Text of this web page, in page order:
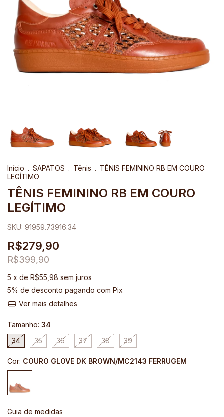
Início . SAPATOS . Tênis . TÊNIS FEMININO RB EM COURO
LEGÍTIMO
TÊNIS FEMININO RB EM COURO
LEGÍTIMO
SKU: 91959.73916.34
R$279,90
R$399,90
5 x de R$55,98 sem juros
5% de desconto pagando com Pix
Ver mais detalhes
Tamanho: 34
34
35 36 37 38 39
Cor: COURO GLOVE DK BROWN/MC2143 FERRUGEM
Guia de medidas